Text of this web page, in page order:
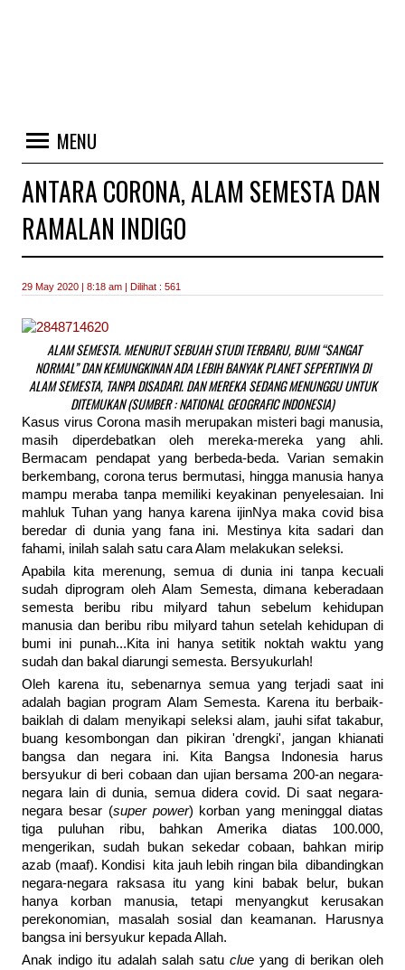
MENU
ANTARA CORONA, ALAM SEMESTA DAN
RAMALAN INDIGO
29 May 2020 | 8:18 am | Dilihat : 561
ALAM SEMESTA. MENURUT SEBUAH STUDI TERBARU, BUMI “SANGAT
NORMAL” DAN KEMUNGKINAN ADA LEBIH BANYAK PLANET SEPERTINYA DI
ALAM SEMESTA, TANPA DISADARI. DAN MEREKA SEDANG MENUNGGU UNTUK
DITEMUKAN (SUMBER : NATIONAL GEOGRAFIC INDONESIA)
Kasus virus Corona masih merupakan misteri bagi manusia,
masih diperdebatkan oleh mereka-mereka yang ahli.
Bermacam pendapat yang berbeda-beda. Varian semakin
berkembang, corona terus bermutasi, hingga manusia hanya
mampu meraba tanpa memiliki keyakinan penyelesaian. Ini
mahluk Tuhan yang hanya karena ijinNya maka covid bisa
beredar di dunia yang fana ini. Mestinya kita sadari dan
fahami, inilah salah satu cara Alam melakukan seleksi.
Apabila kita merenung, semua di dunia ini tanpa kecuali
sudah diprogram oleh Alam Semesta, dimana keberadaan
semesta beribu ribu milyard tahun sebelum kehidupan
manusia dan beribu ribu milyard tahun setelah kehidupan di
bumi ini punah...Kita ini hanya setitik noktah waktu yang
sudah dan bakal diarungi semesta. Bersyukurlah!
Oleh karena itu, sebenarnya semua yang terjadi saat ini
adalah bagian program Alam Semesta. Karena itu berbaik-
baiklah di dalam menyikapi seleksi alam, jauhi sifat takabur,
buang kesombongan dan pikiran 'drengki', jangan khianati
bangsa dan negara ini. Kita Bangsa Indonesia harus
bersyukur di beri cobaan dan ujian bersama 200-an negara-
negara lain di dunia, semua didera covid. Di saat negara-
negara besar (super power) korban yang meninggal diatas
tiga puluhan ribu, bahkan Amerika diatas 100.000,
mengerikan, sudah bukan sekedar cobaan, bahkan mirip
azab (maaf). Kondisi kita jauh lebih ringan bila dibandingkan
negara-negara raksasa itu yang kini babak belur, bukan
hanya korban manusia, tetapi menyangkut kerusakan
perekonomian, masalah sosial dan keamanan. Harusnya
bangsa ini bersyukur kepada Allah.
Anak indigo itu adalah salah satuclue yang di berikan oleh